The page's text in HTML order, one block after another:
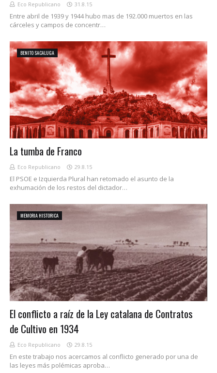
Eco Republicano 31.8.15
Entre abril de 1939 y 1944 hubo mas de 192.000 muertos en las
cárceles y campos de concentr…
BENITO SACALUGA
La tumba de Franco
Eco Republicano 29.8.15
El PSOE e Izquierda Plural han retomado el asunto de la
exhumación de los restos del dictador…
MEMORIA HISTORICA
El conflicto a raíz de la Ley catalana de Contratos
de Cultivo en 1934
Eco Republicano 29.8.15
En este trabajo nos acercamos al conflicto generado por una de
las leyes más polémicas aproba…